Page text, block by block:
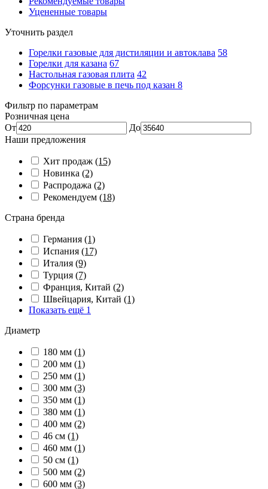
Уцененные товары
Уточнить раздел
Горелки газовые для дистиляции и автоклава 58
Горелки для казана 67
Настольная газовая плита 42
Форсунки газовые в печь под казан 8
Фильтр по параметрам
Розничная цена
От
До
Наши предложения
Хит продаж (15)
Новинка (2)
Распродажа (2)
Рекомендуем (18)
Страна бренда
Германия (1)
Испания (17)
Италия (9)
Турция (7)
Франция, Китай (2)
Швейцария, Китай (1)
Показать ещё 1
Диаметр
180 мм (1)
200 мм (1)
250 мм (1)
300 мм (3)
350 мм (1)
380 мм (1)
400 мм (2)
46 см (1)
460 мм (1)
50 см (1)
500 мм (2)
600 мм (3)